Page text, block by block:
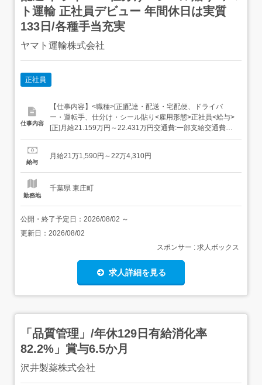
ト運輸 正社員デビュー 年間休日は実質
133日/各種手当充実
ヤマト運輸株式会社
正社員
仕事内容
【仕事内容】<職種>[正]配達・配送・宅配便、ドライバ
ー・運転手、仕分け・シール貼り<雇用形態>正社員<給与>
[正]月給21.159万円～22.431万円交通費:一部支給交通費
(月上限5万円)昇給年1回賞与年2回(7月/12月 賞与4.5ヶ月実
デル月収・年収<佐倉市内勤務>30歳/残業25H/扶養家...
給与
月給21万1,590円～22万4,310円
勤務地
千葉県 東庄町
公開・終了予定日： 2026/08/02 ～
更新日： 2026/08/02
スポンサー : 求人ボックス
求人詳細を見る
「品質管理」/年休129日有給消化率
82.2%」賞与6.5か月
沢井製薬株式会社